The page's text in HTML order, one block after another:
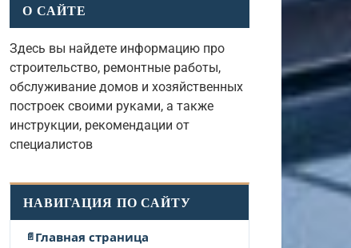
О САЙТЕ
Здесь вы найдете информацию про
строительство, ремонтные работы,
обслуживание домов и хозяйственных
построек своими руками, а также
инструкции, рекомендации от
специалистов
НАВИГАЦИЯ ПО САЙТУ
Главная страница